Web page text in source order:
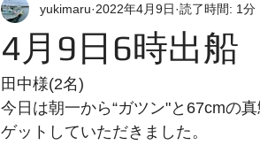
4月9日6時出船
yukimaru 2022年4月9日 読了時間: 1分
田中様(2名)
今日は朝一から“ガツン"と67cmの真
ゲットしていただきました。